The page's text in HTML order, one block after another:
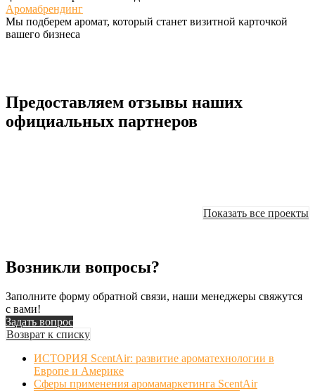
Аромабрендинг
Мы подберем аромат, который станет визитной карточкой
вашего бизнеса
Предоставляем отзывы наших
официальных партнеров
Показать все проекты
Возникли вопросы?
Заполните форму обратной связи, наши менеджеры свяжутся
с вами!
Задать вопрос
Возврат к списку
ИСТОРИЯ ScentAir: развитие ароматехнологии в
Европе и Америке
Сферы применения аромамаркетинга ScentAir